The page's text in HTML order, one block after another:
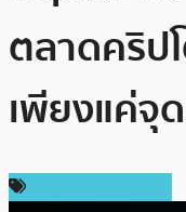
ตลาดคริป
เพียงแค่จุ